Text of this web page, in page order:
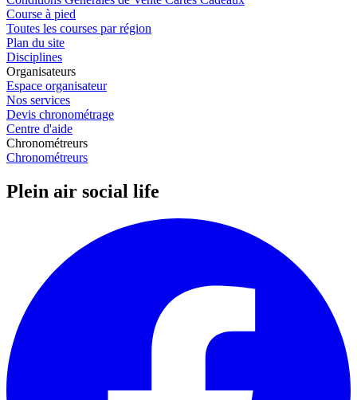
Course à pied
Toutes les courses par région
Plan du site
Disciplines
Organisateurs
Espace organisateur
Nos services
Devis chronométrage
Centre d'aide
Chronométreurs
Chronométreurs
Plein air social life